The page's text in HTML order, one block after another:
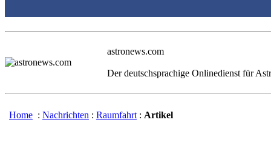
astronews.com
Der deutschsprachige Onlinedienst für
Home : Nachrichten : Raumfahrt : Artikel